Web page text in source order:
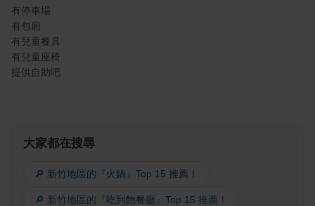
有停車場
有包廂
有兒童餐具
有兒童座椅
提供自助吧
大家都在搜尋
🔎 新竹地區的『火鍋』Top 15 推薦！
🔎 新竹地區的『吃到飽餐廳』Top 15 推薦！